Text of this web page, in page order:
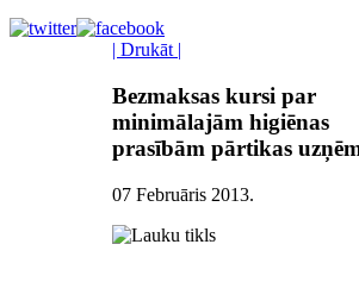
| Drukāt |
Bezmaksas kursi par
minimālajām higiēnas
prasībām pārtikas
07 Februāris 2013.